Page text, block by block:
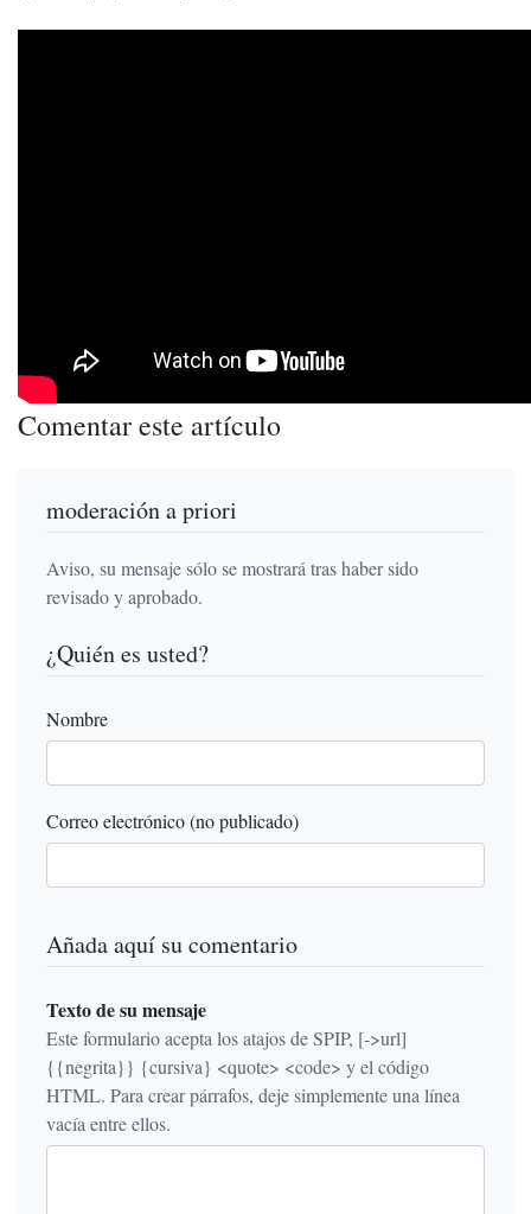
Comentar este artículo
moderación a priori
Aviso, su mensaje sólo se mostrará tras haber sido
revisado y aprobado.
¿Quién es usted?
Nombre
Correo electrónico (no publicado)
Añada aquí su comentario
Texto de su mensaje
Este formulario acepta los atajos de SPIP, [->url]
{{negrita}} {cursiva} <quote> <code> y el código
HTML. Para crear párrafos, deje simplemente una línea
vacía entre ellos.